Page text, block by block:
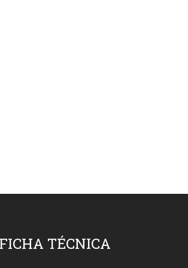
FICHA TÉCNICA